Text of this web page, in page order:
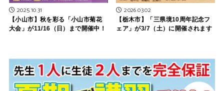
2025.10.31
【小山市】秋を彩る「小山市菊花
大会」が11/16（日）まで開催中！
2026.03.02
【栃木市】「三県境10周年記念フ
ェア」が3/7（土）に開催されます